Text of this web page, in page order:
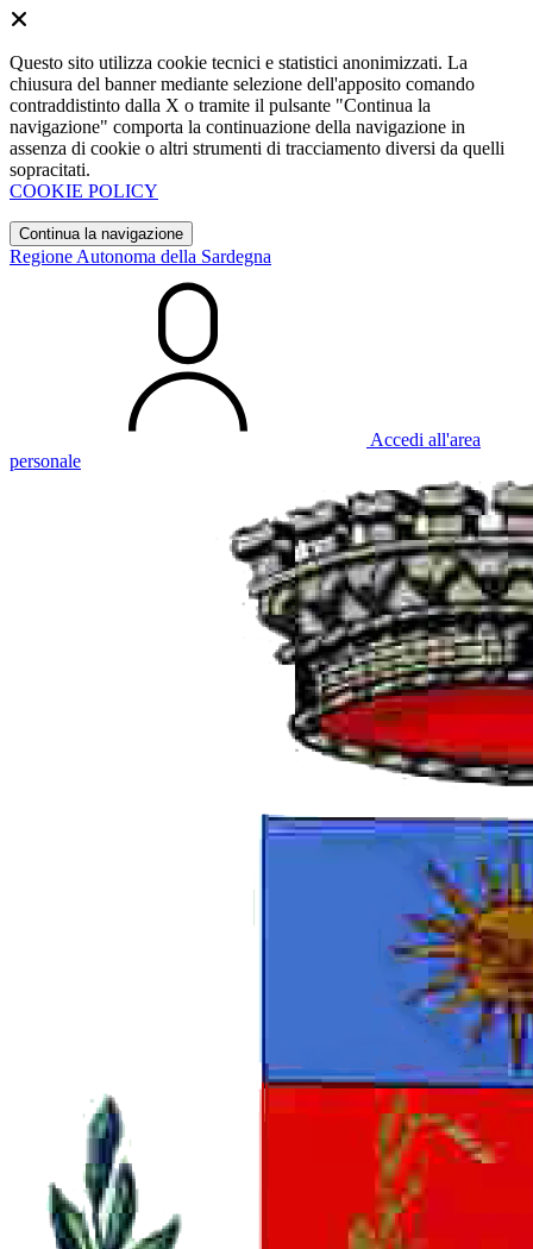
Questo sito utilizza cookie tecnici e statistici anonimizzati. La
chiusura del banner mediante selezione dell'apposito comando
contraddistinto dalla X o tramite il pulsante "Continua la
navigazione" comporta la continuazione della navigazione in
assenza di cookie o altri strumenti di tracciamento diversi da quelli
sopracitati.
COOKIE POLICY
Continua la navigazione
Regione Autonoma della Sardegna
Accedi all'area
personale